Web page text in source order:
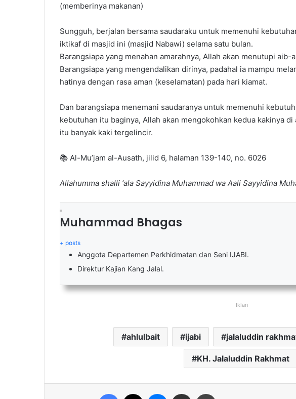
(memberinya makanan)
Sungguh, berjalan bersama saudaraku untuk memenuhi
iktikaf di masjid ini (masjid Nabawi) selama satu bulan.
Barangsiapa yang menahan amarahnya, Allah akan menutupi aib-
Barangsiapa yang mengendalikan dirinya, padahal ia mampu
hatinya dengan rasa aman (keselamatan) pada hari kiamat.
Dan barangsiapa menemani saudaranya untuk memenuhi
kebutuhan itu baginya, Allah akan mengokohkan kedua kakinya di
itu banyak kaki tergelincir.
📚 Al-Mu’jam al-Ausath, jilid 6, halaman 139-140, no. 6026
Allahumma shalli ‘ala Sayyidina Muhammad wa Aali Sayyidina
Muhammad Bhagas
+ posts
Anggota Departemen Perkhidmatan dan Seni IJABI.
Direktur Kajian Kang Jalal.
Iklan
ahlulbait ijabi jalaluddin
KH. Jalaluddin Rakhmat
Facebook Messenger
Share via Email